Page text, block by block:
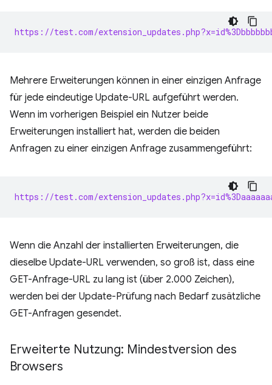
https://test.com/
Mehrere Erweiterungen können in einer einzigen Anfrage
für jede eindeutige Update-URL aufgeführt werden.
Wenn im vorherigen Beispiel ein Nutzer beide
Erweiterungen installiert hat, werden die beiden
Anfragen zu einer einzigen Anfrage zusammengeführt:
https://test.com/
Wenn die Anzahl der installierten Erweiterungen, die
dieselbe Update-URL verwenden, so groß ist, dass eine
GET-Anfrage-URL zu lang ist (über 2.000 Zeichen),
werden bei der Update-Prüfung nach Bedarf zusätzliche
GET-Anfragen gesendet.
Erweiterte Nutzung: Mindestversion des
Browsers